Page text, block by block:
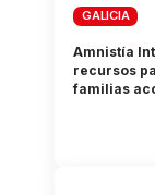
GALICIA
Amnistía
recursos
familias